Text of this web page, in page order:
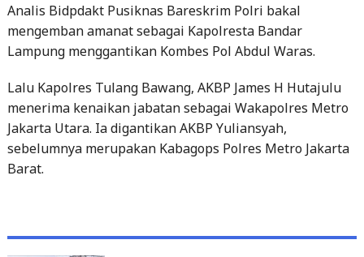
Analis Bidpdakt Pusiknas Bareskrim Polri bakal
mengemban amanat sebagai Kapolresta Bandar
Lampung menggantikan Kombes Pol Abdul Waras.
Lalu Kapolres Tulang Bawang, AKBP James H Hutajulu
menerima kenaikan jabatan sebagai Wakapolres Metro
Jakarta Utara. Ia digantikan AKBP Yuliansyah,
sebelumnya merupakan Kabagops Polres Metro Jakarta
Barat.